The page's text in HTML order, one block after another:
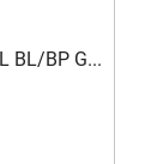
BL/BP G...